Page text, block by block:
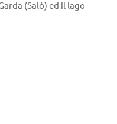
(Salò) ed il lago